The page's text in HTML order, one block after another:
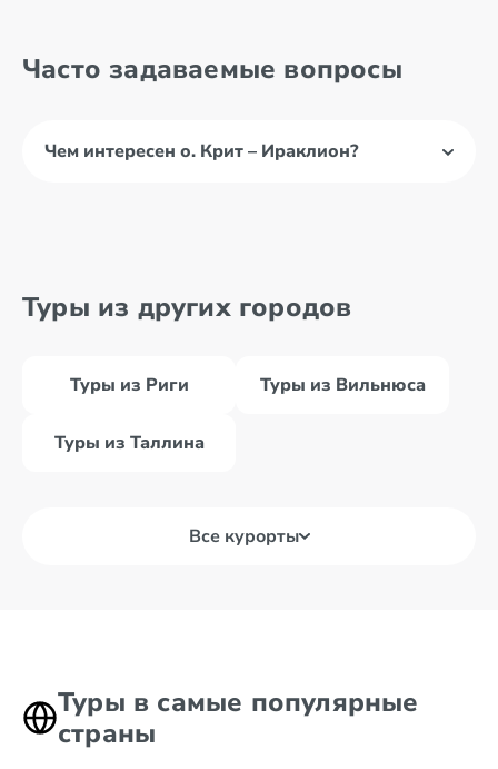
Часто задаваемые вопросы
Чем интересен о. Крит – Ираклион?
Туры из других городов
Туры из Риги Туры из Вильнюса
Туры из Таллина
Все курорты
Туры в самые популярные
страны